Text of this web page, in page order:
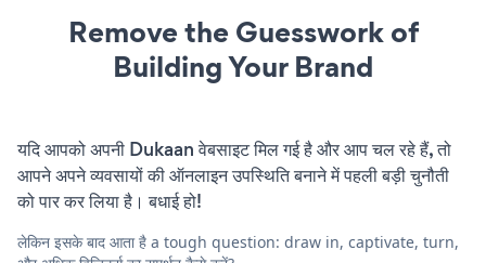
Remove the Guesswork of
Building Your Brand
यदि आपको अपनी Dukaan वेबसाइट मिल गई है और आप चल रहे हैं, तो
आपने अपने व्यवसायों की ऑनलाइन उपस्थिति बनाने में पहली बड़ी चुनौती
को पार कर लिया है। बधाई हो!
लेकिन इसके बाद आता है a tough question: draw in, captivate, turn,